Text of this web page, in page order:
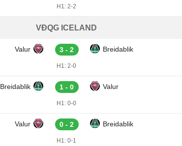
H1: 2-2
VĐQG ICELAND
Valur 3 - 2 Breidablik
H1: 2-0
Breidablik 1 - 0 Valur
H1: 0-0
Valur 0 - 2 Breidablik
H1: 0-1